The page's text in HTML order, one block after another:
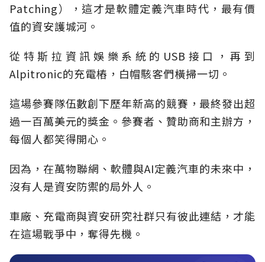
Patching），這才是軟體定義汽車時代，最有價
值的資安護城河。
從特斯拉資訊娛樂系統的USB接口，再到
Alpitronic的充電樁，白帽駭客們橫掃一切。
這場參賽隊伍數創下歷年新高的競賽，最終發出超
過一百萬美元的獎金。參賽者、贊助商和主辦方，
每個人都笑得開心。
因為，在萬物聯網、軟體與AI定義汽車的未來中，
沒有人是資安防禦的局外人。
車廠、充電商與資安研究社群只有彼此連結，才能
在這場戰爭中，奪得先機。